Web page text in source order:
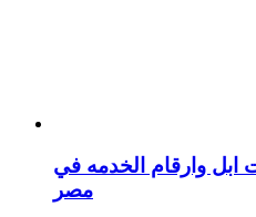
ابل وارقام الخدمه في
مصر